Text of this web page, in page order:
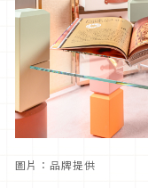
圖片：品牌提供